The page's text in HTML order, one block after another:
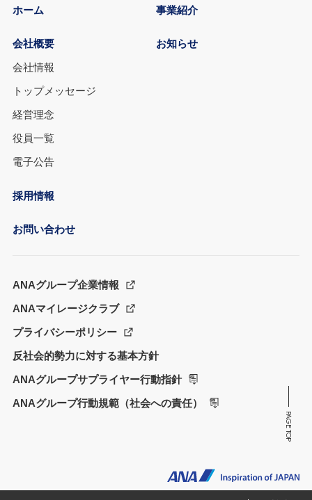
PAGE TOP
ホーム
会社概要
会社情報
トップメッセージ
経営理念
役員一覧
電子公告
事業紹介
お知らせ
採用情報
お問い合わせ
ANAグループ企業情報
ANAマイレージクラブ
プライバシーポリシー
反社会的勢力に対する基本方針
ANAグループサプライヤー行動指針
ANAグループ行動規範（社会への責任）